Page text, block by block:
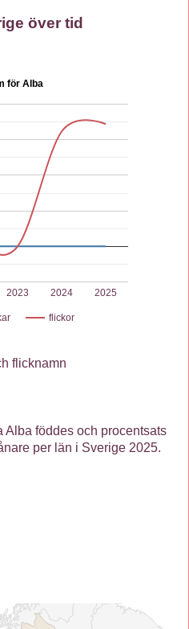
över tid
för Alba
flickor
2023 2024 2025
flicknamn
Alba föddes och procentsats
per län i Sverige 2025.